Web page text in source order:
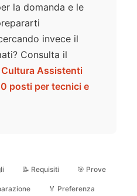
la domanda e le
invece il
Consulta il
Assistenti
posti per tecnici e
📝 Requisiti 🎯 Prove
🏅 Preferenza